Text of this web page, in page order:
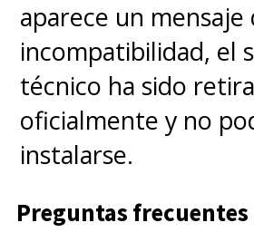
aparece un mensaje
incompatibilidad, el
técnico ha sido
oficialmente y no
instalarse.
Preguntas frecuentes